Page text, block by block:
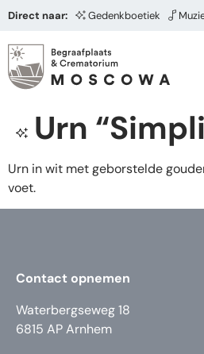
Direct naar: Gedenkboetiek
Urn
Urn in wit met geborstelde
voet.
Contact opnemen
Waterbergseweg 18
6815 AP Arnhem